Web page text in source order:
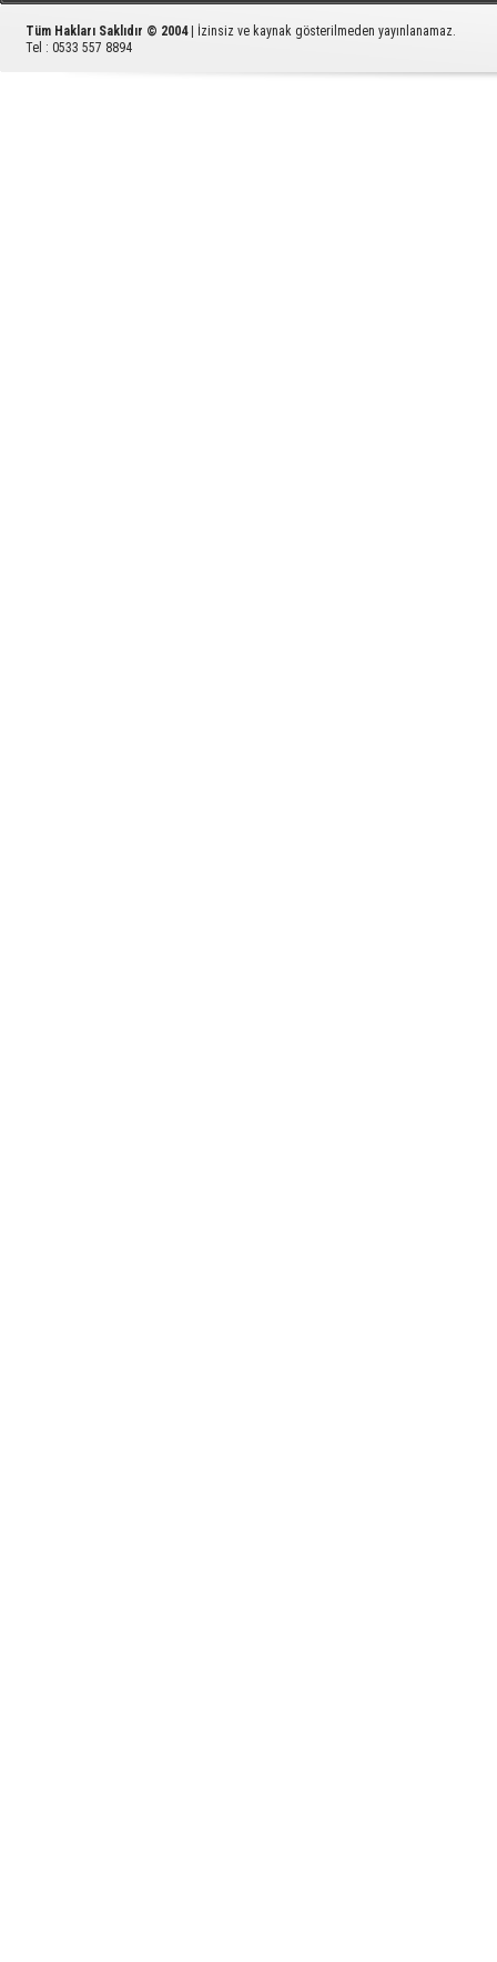
Tüm Hakları Saklıdır © 2004
| İzinsiz ve kaynak gösterilmeden yayınlanamaz.
Tel : 0533 557 8894